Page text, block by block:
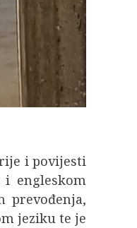
i povijesti
engleskom
jeziku te je